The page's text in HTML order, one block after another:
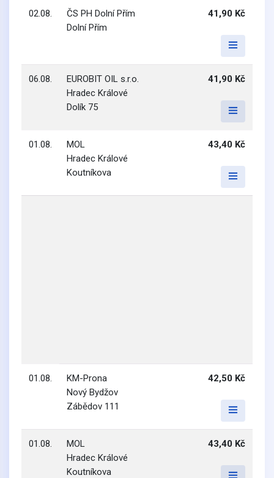
02.08.
ČS PH Dolní Přím
Dolní Přím
41,90 Kč
06.08.
EUROBIT OIL s.r.o.
Hradec Králové
Dolík 75
41,90 Kč
01.08.
MOL
Hradec Králové
Koutníkova
43,40 Kč
01.08.
KM-Prona
Nový Bydžov
Zábědov 111
42,50 Kč
01.08.
MOL
Hradec Králové
Koutníkova
43,40 Kč